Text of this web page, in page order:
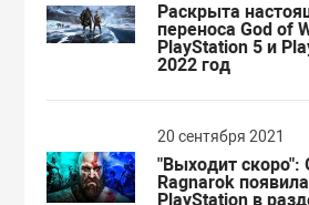
Раскрыта
переноса God of
PlayStation 5 и
2022 год
20 сентября 2021
"Выходит скоро":
Ragnarok
PlayStation в